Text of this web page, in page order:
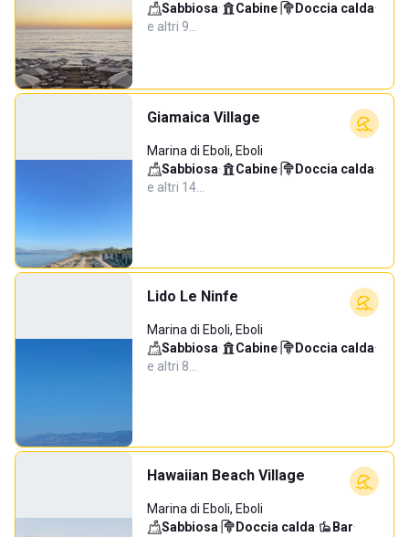
Sabbiosa· Cabine· Doccia calda·
e altri 9…
Giamaica Village
Marina di Eboli, Eboli
Sabbiosa· Cabine· Doccia calda·
e altri 14…
Lido Le Ninfe
Marina di Eboli, Eboli
Sabbiosa· Cabine· Doccia calda·
e altri 8…
Hawaiian Beach Village
Marina di Eboli, Eboli
Sabbiosa· Doccia calda· Bar·